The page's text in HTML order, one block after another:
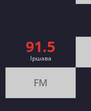
91.5
Іршава
FM